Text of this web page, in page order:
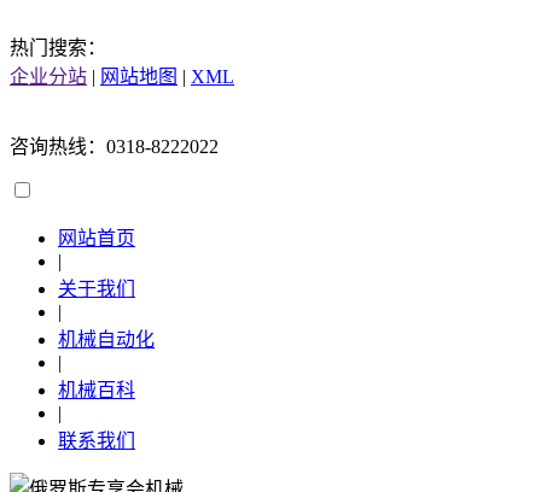
热门搜索：
企业分站 | 网站地图 | XML
咨询热线：0318-8222022
网站首页
|
关于我们
|
机械自动化
|
机械百科
|
联系我们